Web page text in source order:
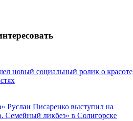
новый социальный ролик о красоте
Руслан Писаренко выступил на
Семейный ликбез» в Солигорске